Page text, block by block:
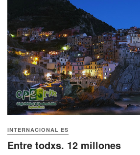
INTERNACIONAL ES
Entre todxs. 12 millones